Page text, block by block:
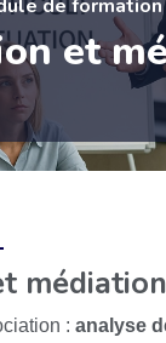
de formation
et
médiation
: analyse